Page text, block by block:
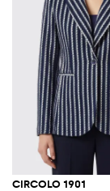
CIRCOLO 1901